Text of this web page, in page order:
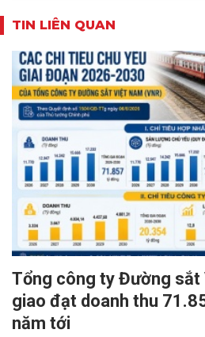
TIN LIÊN QUAN
Tổng công ty Đường sắt
giao đạt doanh thu
năm tới